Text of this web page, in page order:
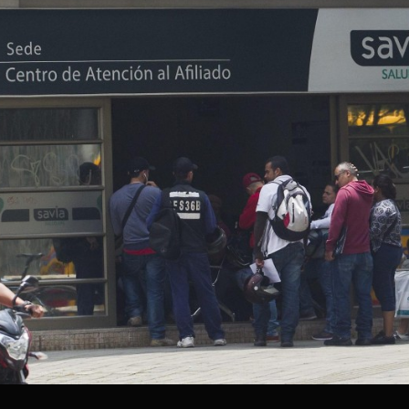
Liberadora
Inteligente
Para
Tecnología
En
Nuestras
Vidas
Parte
IV